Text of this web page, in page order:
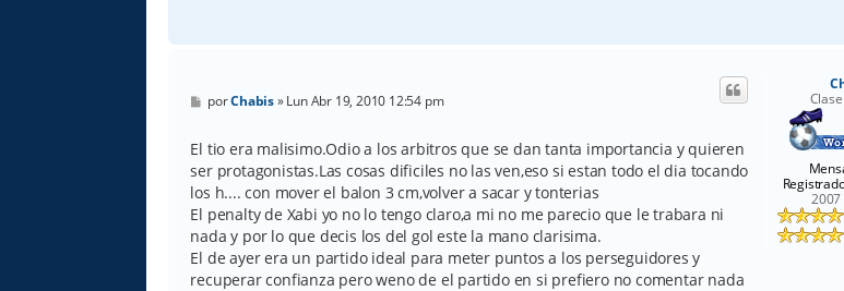
2007
M
e
s
a
j
e
porChabis»Lun Abr 19, 2010 12:54 pm
El tio era malisimo.Odio a los arbitros que se dan tanta importancia y quieren
ser protagonistas.Las cosas dificiles no las ven,eso si estan todo el dia tocando
los h.... con mover el balon 3 cm,volver a sacar y tonterias
El penalty de Xabi yo no lo tengo claro,a mi no me parecio que le trabara ni
nada y por lo que decis los del gol este la mano clarisima.
El de ayer era un partido ideal para meter puntos a los perseguidores y
recuperar confianza pero weno de el partido en si prefiero no comentar nada